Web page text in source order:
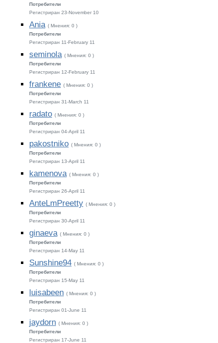
Потребители
Регистриран 23-November 10
Ania ( Мнения: 0 )
Потребители
Регистриран 11-February 11
seminola ( Мнения: 0 )
Потребители
Регистриран 12-February 11
frankene ( Мнения: 0 )
Потребители
Регистриран 31-March 11
radato ( Мнения: 0 )
Потребители
Регистриран 04-April 11
pakostniko ( Мнения: 0 )
Потребители
Регистриран 13-April 11
kamenova ( Мнения: 0 )
Потребители
Регистриран 26-April 11
AnteLmPreetty ( Мнения: 0 )
Потребители
Регистриран 30-April 11
ginaeva ( Мнения: 0 )
Потребители
Регистриран 14-May 11
Sunshine94 ( Мнения: 0 )
Потребители
Регистриран 15-May 11
luisabeen ( Мнения: 0 )
Потребители
Регистриран 01-June 11
jaydorn ( Мнения: 0 )
Потребители
Регистриран 17-June 11